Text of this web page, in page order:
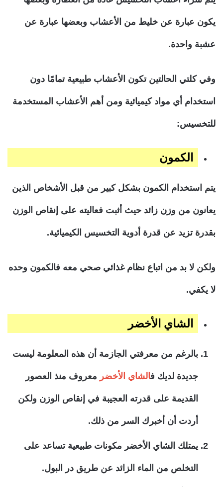
يكون عبارة عن خليط من الأعشاب وبعضها عبارة عن
عشبة واحدة.
وفي كلتي الحالتين تكون الأعشاب طبيعية تمامًا دون
استخدام أي مواد كيميائية ومن أهم الأعشاب المستخدمة
للتخسيس:
الكمون
يتم استخدام الكمون بشكل كبير من قبل الأشخاص الذين
يعانون من وزن زائد حيث أثبت فعاليته على إنقاص الوزن
بقدرة تزيد عن قدرة أدوية التخسيس الكيميائية.
ولكن لا بد من اتباع نظام غذائي صحي معه فالكمون وحده
لا يكفي.
الشاي الأخضر
بالرغم من معرفتي الجازمة أن هذه المعلومة ليست
جديدة لديك فالشاي الأخضر معروف منذ العصور
القديمة على قدرته العجيبة في إنقاص الوزن ولكن
أردت أن أخبرك السر من ذلك.
يمتلك الشاي الأخضر مكونات طبيعية تساعد على
التخلص من الماء الزائد عن طريق در البول.